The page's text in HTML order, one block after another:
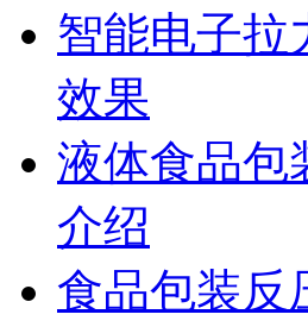
智能电子拉
效果
液体食品包
介绍
食品包装反